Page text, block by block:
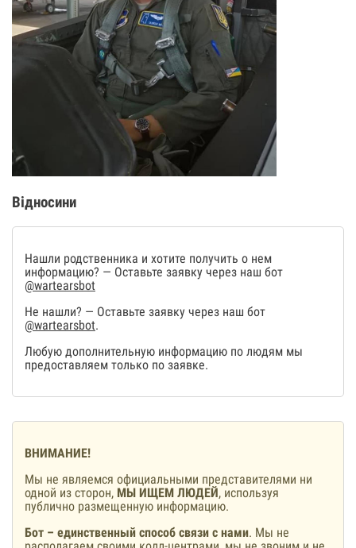
Відносини
Нашли родственника и хотите получить о нем
информацию? — Оставьте заявку через наш бот
@wartearsbot
Не нашли? — Оставьте заявку через наш бот
@wartearsbot.
Любую дополнительную информацию по людям мы
предоставляем только по заявке.
ВНИМАНИЕ!
Мы не являемся официальными представителями ни
одной из сторон, МЫ ИЩЕМ ЛЮДЕЙ, используя
публично размещенную информацию.
Бот – единственный способ связи с нами. Мы не